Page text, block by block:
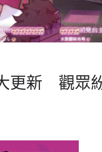
更新 觀眾